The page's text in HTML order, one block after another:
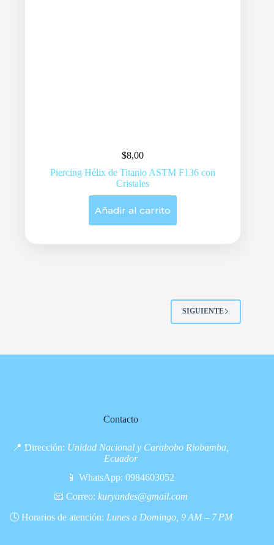
$8,00
Piercing Hélix de Titanio ASTM F136 con
Cristales
Añadir al carrito
SIGUIENTE
Contacto
📍 Dirección: Unidad Nacional y Carabobo Riobamba,
Ecuador
📱 WhatsApp:0984603052
📧 Correo: kuryandes@gmail.com
🕓 Horarios de atención: Lunes a Domingo, 9 AM – 7 PM